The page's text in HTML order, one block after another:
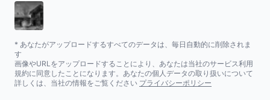
* あなたがアップロードするすべてのデータは、毎日自動的に削除されま
す
画像やURLをアップロードすることにより、あなたは当社のサービス利用
規約に同意したことになります。あなたの個人データの取り扱いについて
詳しくは、当社の情報をご覧ください プライバシーポリシー